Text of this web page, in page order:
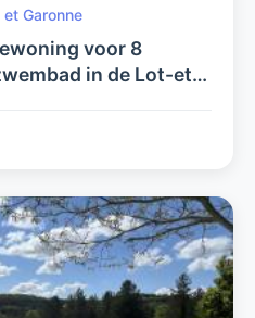
Garonne
voor 8
in de Lot-et-